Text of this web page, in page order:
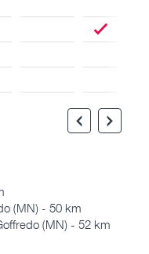
(MN) - 50 km
(MN) - 52 km